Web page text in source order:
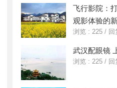
飞行影院：
观影体验的
浏览 : 225 / 回
武汉配眼镜
浏览 : 225 / 回